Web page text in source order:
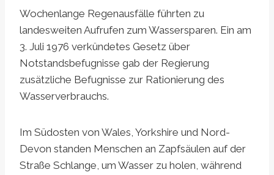
Wochenlange Regenausfälle führten zu
landesweiten Aufrufen zum Wassersparen. Ein am
3. Juli 1976 verkündetes Gesetz über
Notstandsbefugnisse gab der Regierung
zusätzliche Befugnisse zur Rationierung des
Wasserverbrauchs.
Im Südosten von Wales, Yorkshire und Nord-
Devon standen Menschen an Zapfsäulen auf der
Straße Schlange, um Wasser zu holen, während